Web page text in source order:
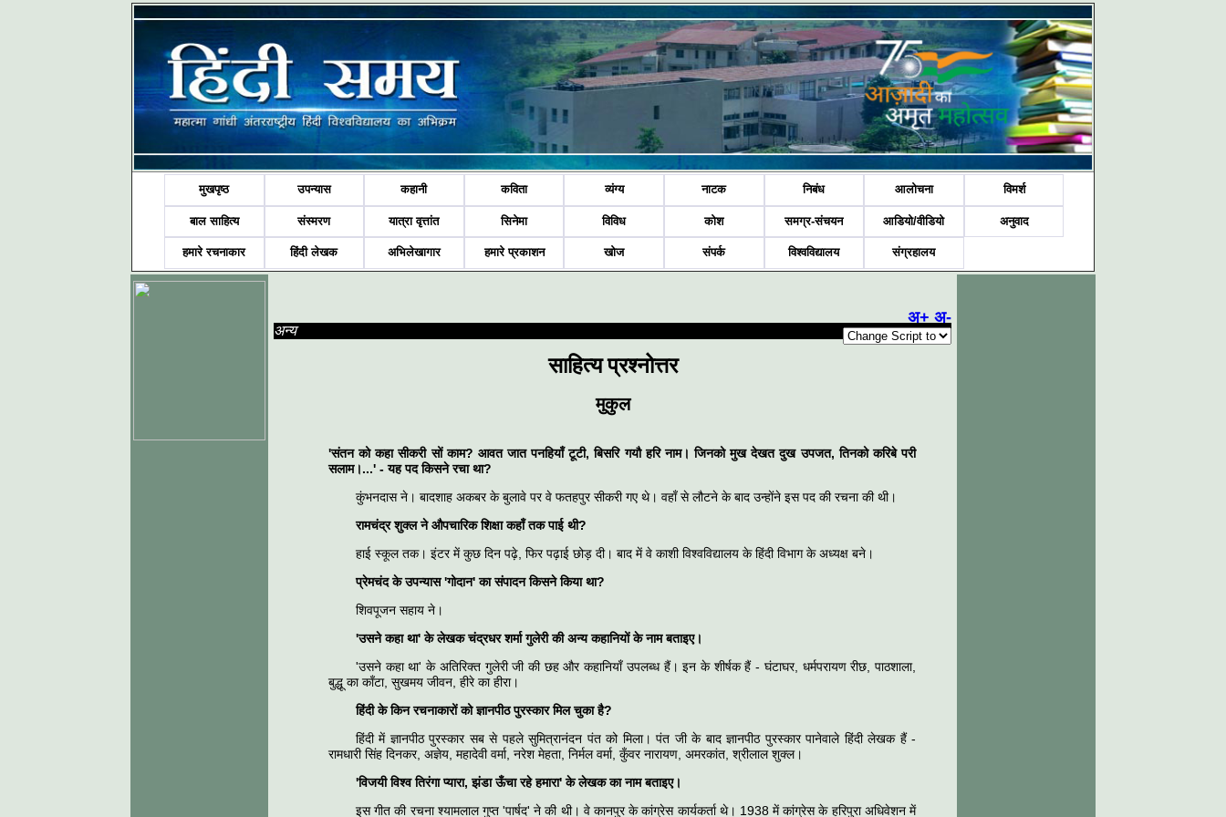
मुखपृष्ठ उपन्यास कहानी कविता व्यंग्य नाटक निबंध आलोचना विमर्श
बाल साहित्य संस्मरण यात्रा वृत्तांत सिनेमा विविध कोश समग्र-संचयन आडियो/वीडियो अनुवाद
हमारे रचनाकार हिंदी लेखक अभिलेखागार हमारे प्रकाशन खोज संपर्क विश्वविद्यालय संग्रहालय
अ+ अ-
अन्य
साहित्य प्रश्नोत्तर
मुकुल
'संतन को कहा सीकरी सों काम? आवत जात पनहियाँ टूटी, बिसरि गयौ हरि नाम। जिनको मुख देखत दुख उपजत, तिनको करिबे परी
सलाम।...' - यह पद किसने रचा था?
कुंभनदास ने। बादशाह अकबर के बुलावे पर वे फतहपुर सीकरी गए थे। वहाँ से लौटने के बाद उन्होंने इस पद की रचना की थी।
रामचंद्र शुक्ल ने औपचारिक शिक्षा कहाँ तक पाई थी?
हाई स्कूल तक। इंटर में कुछ दिन पढ़े, फिर पढ़ाई छोड़ दी। बाद में वे काशी विश्वविद्यालय के हिंदी विभाग के अध्यक्ष बने।
प्रेमचंद के उपन्यास 'गोदान' का संपादन किसने किया था?
शिवपूजन सहाय ने।
'उसने कहा था' के लेखक चंद्रधर शर्मा गुलेरी की अन्य कहानियों के नाम बताइए।
'उसने कहा था' के अतिरिक्त गुलेरी जी की छह और कहानियाँ उपलब्ध हैं। इन के शीर्षक हैं - घंटाघर, धर्मपरायण रीछ, पाठशाला,
बुद्धू का काँटा, सुखमय जीवन, हीरे का हीरा।
हिंदी के किन रचनाकारों को ज्ञानपीठ पुरस्कार मिल चुका है?
हिंदी में ज्ञानपीठ पुरस्कार सब से पहले सुमित्रानंदन पंत को मिला। पंत जी के बाद ज्ञानपीठ पुरस्कार पानेवाले हिंदी लेखक हैं -
रामधारी सिंह दिनकर, अज्ञेय, महादेवी वर्मा, नरेश मेहता, निर्मल वर्मा, कुँवर नारायण, अमरकांत, श्रीलाल शुक्ल।
'विजयी विश्व तिरंगा प्यारा, झंडा ऊँचा रहे हमारा' के लेखक का नाम बताइए।
इस गीत की रचना श्यामलाल गुप्त 'पार्षद' ने की थी। वे कानपुर के कांग्रेस कार्यकर्ता थे। 1938 में कांग्रेस के हरिपुरा अधिवेशन में